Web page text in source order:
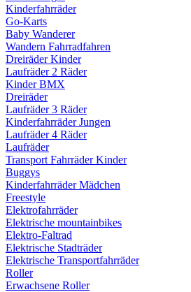
Kinderfahrräder
Go-Karts
Baby Wanderer
Wandern Fahrradfahren
Dreiräder Kinder
Laufräder 2 Räder
Kinder BMX
Dreiräder
Laufräder 3 Räder
Kinderfahrräder Jungen
Laufräder 4 Räder
Laufräder
Transport Fahrräder Kinder
Buggys
Kinderfahrräder Mädchen
Freestyle
Elektrofahrräder
Elektrische mountainbikes
Elektro-Faltrad
Elektrische Stadträder
Elektrische Transportfahrräder
Roller
Erwachsene Roller